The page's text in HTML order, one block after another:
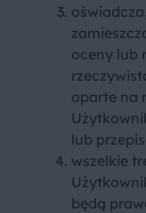
oceny lub
oparte na
lub
wszelkie
będą